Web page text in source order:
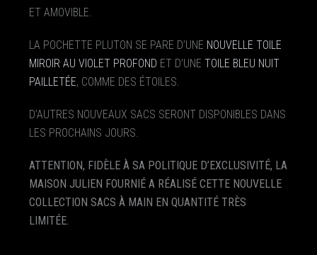
ET AMOVIBLE.
LA POCHETTE PLUTON SE PARE D’UNE NOUVELLE TOILE
MIROIR AU VIOLET PROFOND ET D’UNE TOILE BLEU NUIT
PAILLETÉE, COMME DES ÉTOILES.
D’AUTRES NOUVEAUX SACS SERONT DISPONIBLES DANS
LES PROCHAINS JOURS.
ATTENTION, FIDÈLE À SA POLITIQUE D’EXCLUSIVITÉ, LA
MAISON JULIEN FOURNIÉ A RÉALISÉ CETTE NOUVELLE
COLLECTION SACS À MAIN EN QUANTITÉ TRÈS
LIMITÉE.